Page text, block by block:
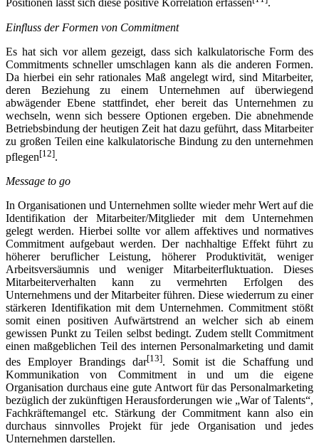
Positionen lässt sich diese positive Korrelation erfassen
.
Einfluss der Formen von Commitment
Es hat sich vor allem gezeigt, dass sich kalkulatorische Form des
Commitments schneller umschlagen kann als die anderen Formen.
Da hierbei ein sehr rationales Maß angelegt wird, sind Mitarbeiter,
deren Beziehung zu einem Unternehmen auf überwiegend
abwägender Ebene stattfindet, eher bereit das Unternehmen zu
wechseln, wenn sich bessere Optionen ergeben. Die abnehmende
Betriebsbindung der heutigen Zeit hat dazu geführt, dass Mitarbeiter
zu großen Teilen eine kalkulatorische Bindung zu den unternehmen
pflegen[12].
Message to go
In Organisationen und Unternehmen sollte wieder mehr Wert auf die
Identifikation der Mitarbeiter/Mitglieder mit dem Unternehmen
gelegt werden. Hierbei sollte vor allem affektives und normatives
Commitment aufgebaut werden. Der nachhaltige Effekt führt zu
höherer beruflicher Leistung, höherer Produktivität, weniger
Arbeitsversäumnis und weniger Mitarbeiterfluktuation. Dieses
Mitarbeiterverhalten kann zu vermehrten Erfolgen des
Unternehmens und der Mitarbeiter führen. Diese wiederrum zu einer
stärkeren Identifikation mit dem Unternehmen. Commitment stößt
somit einen positiven Aufwärtstrend an welcher sich ab einem
gewissen Punkt zu Teilen selbst bedingt. Zudem stellt Commitment
einen maßgeblichen Teil des internen Personalmarketing und damit
des Employer Brandings dar[13]. Somit ist die Schaffung und
Kommunikation von Commitment in und um die eigene
Organisation durchaus eine gute Antwort für das Personalmarketing
bezüglich der zukünftigen Herausforderungen wie „War of Talents“,
Fachkräftemangel etc. Stärkung der Commitment kann also ein
durchaus sinnvolles Projekt für jede Organisation und jedes
Unternehmen darstellen.